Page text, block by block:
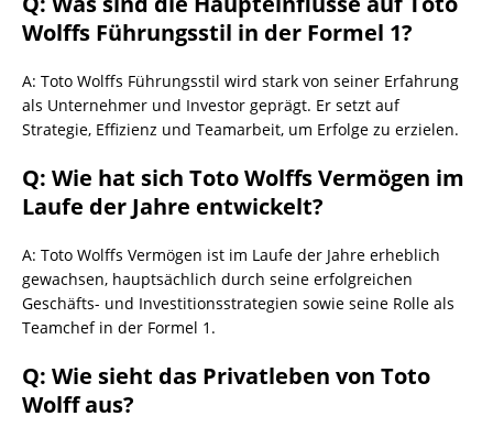
Wolffs Führungsstil in der Formel 1?
A: Toto Wolffs Führungsstil wird stark von seiner Erfahrung
als Unternehmer und Investor geprägt. Er setzt auf
Strategie, Effizienz und Teamarbeit, um Erfolge zu erzielen.
Q: Wie hat sich Toto Wolffs Vermögen im
Laufe der Jahre entwickelt?
A: Toto Wolffs Vermögen ist im Laufe der Jahre erheblich
gewachsen, hauptsächlich durch seine erfolgreichen
Geschäfts- und Investitionsstrategien sowie seine Rolle als
Teamchef in der Formel 1.
Q: Wie sieht das Privatleben von Toto
Wolff aus?